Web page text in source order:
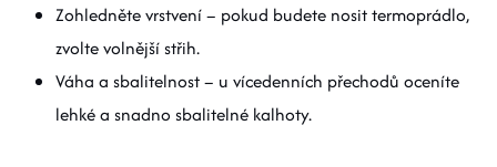
Zohledněte vrstvení – pokud budete nosit termoprádlo,
zvolte volnější střih.
Váha a sbalitelnost – u vícedenních přechodů oceníte
lehké a snadno sbalitelné kalhoty.